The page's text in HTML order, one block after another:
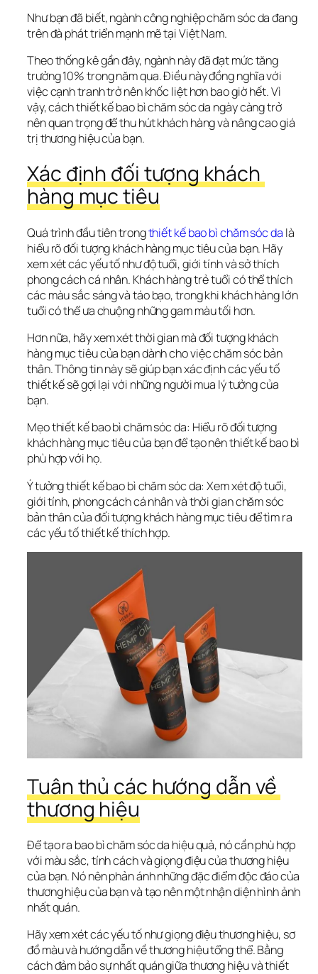
Như bạn đã biết, ngành công nghiệp chăm sóc da đang
trên đà phát triển mạnh mẽ tại Việt Nam.
Theo thống kê gần đây, ngành này đã đạt mức tăng
trưởng 10% trong năm qua. Điều này đồng nghĩa với
việc cạnh tranh trở nên khốc liệt hơn bao giờ hết. Vì
vậy, cách thiết kế bao bì chăm sóc da ngày càng trở
nên quan trọng để thu hút khách hàng và nâng cao giá
trị thương hiệu của bạn.
Xác định đối tượng khách
hàng mục tiêu
Quá trình đầu tiên trong thiết kế bao bì chăm sóc da là
hiểu rõ đối tượng khách hàng mục tiêu của bạn. Hãy
xem xét các yếu tố như độ tuổi, giới tính và sở thích
phong cách cá nhân. Khách hàng trẻ tuổi có thể thích
các màu sắc sáng và táo bạo, trong khi khách hàng lớn
tuổi có thể ưa chuộng những gam màu tối hơn.
Hơn nữa, hãy xem xét thời gian mà đối tượng khách
hàng mục tiêu của bạn dành cho việc chăm sóc bản
thân. Thông tin này sẽ giúp bạn xác định các yếu tố
thiết kế sẽ gợi lại với những người mua lý tưởng của
bạn.
Mẹo thiết kế bao bì chăm sóc da: Hiểu rõ đối tượng
khách hàng mục tiêu của bạn để tạo nên thiết kế bao bì
phù hợp với họ.
Ý tưởng thiết kế bao bì chăm sóc da: Xem xét độ tuổi,
giới tính, phong cách cá nhân và thời gian chăm sóc
bản thân của đối tượng khách hàng mục tiêu để tìm ra
các yếu tố thiết kế thích hợp.
Tuân thủ các hướng dẫn về
thương hiệu
Để tạo ra bao bì chăm sóc da hiệu quả, nó cần phù hợp
với màu sắc, tính cách và giọng điệu của thương hiệu
của bạn. Nó nên phản ánh những đặc điểm độc đáo của
thương hiệu của bạn và tạo nên một nhận diện hình ảnh
nhất quán.
Hãy xem xét các yếu tố như giọng điệu thương hiệu, sơ
đồ màu và hướng dẫn về thương hiệu tổng thể. Bằng
cách đảm bảo sự nhất quán giữa thương hiệu và thiết